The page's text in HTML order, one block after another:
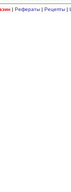
| Рефераты| Рецепты|